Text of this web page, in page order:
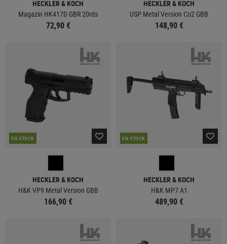
HECKLER & KOCH
Magazin HK417D GBR 20rds
72,90 €
HECKLER & KOCH
USP Metal Version Co2 GBB
148,90 €
EN STOCK
HECKLER & KOCH
H&K VP9 Metal Version GBB
166,90 €
EN STOCK
HECKLER & KOCH
H&K MP7 A1
489,90 €